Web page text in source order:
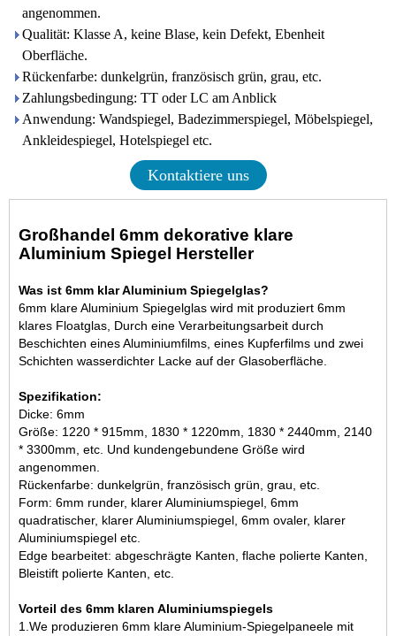
angenommen.
Qualität: Klasse A, keine Blase, kein Defekt, Ebenheit
Oberfläche.
Rückenfarbe: dunkelgrün, französisch grün, grau, etc.
Zahlungsbedingung: TT oder LC am Anblick
Anwendung: Wandspiegel, Badezimmerspiegel, Möbelspiegel,
Ankleidespiegel, Hotelspiegel etc.
Kontaktiere uns
Großhandel 6mm dekorative klare
Aluminium Spiegel Hersteller
Was ist 6mm klar Aluminium Spiegelglas?
6mm klare Aluminium Spiegelglas wird mit produziert 6mm
klares Floatglas , Durch eine Verarbeitungsarbeit durch
Beschichten eines Aluminiumfilms, eines Kupferfilms und zwei
Schichten wasserdichter Lacke auf der Glasoberfläche.
Spezifikation:
Dicke: 6mm
Größe: 1220 * 915mm, 1830 * 1220mm, 1830 * 2440mm, 2140
* 3300mm, etc. Und kundengebundene Größe wird
angenommen.
Rückenfarbe: dunkelgrün, französisch grün, grau, etc.
Form: 6mm runder, klarer Aluminiumspiegel, 6mm
quadratischer, klarer Aluminiumspiegel, 6mm ovaler, klarer
Aluminiumspiegel etc.
Edge bearbeitet: abgeschrägte Kanten, flache polierte Kanten,
Bleistift polierte Kanten, etc.
Vorteil des 6mm klaren Aluminiumspiegels
1.We produzieren 6mm klare Aluminium-Spiegelpaneele mit